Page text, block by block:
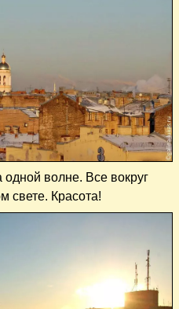
волне. Все вокруг
свете. Красота!